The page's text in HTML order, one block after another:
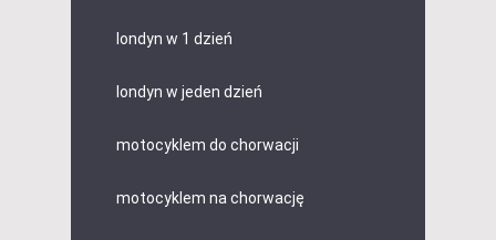
londyn w 1 dzień
londyn w jeden dzień
motocyklem do chorwacji
motocyklem na chorwację